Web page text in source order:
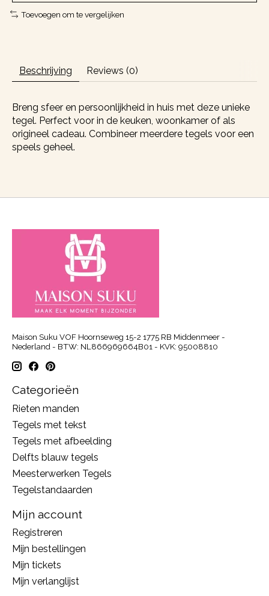
Toevoegen om te vergelijken
Beschrijving Reviews (0)
Breng sfeer en persoonlijkheid in huis met deze unieke
tegel. Perfect voor in de keuken, woonkamer of als
origineel cadeau. Combineer meerdere tegels voor een
speels geheel.
Maison Suku VOF Hoornseweg 15-2 1775 RB Middenmeer -
Nederland - BTW: NL866969664B01 - KVK: 95008810
Categorieën
Rieten manden
Tegels met tekst
Tegels met afbeelding
Delfts blauw tegels
Meesterwerken Tegels
Tegelstandaarden
Mijn account
Registreren
Mijn bestellingen
Mijn tickets
Mijn verlanglijst